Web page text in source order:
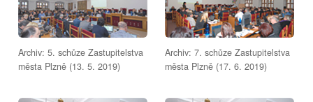
Archiv: 5. schůze Zastupitelstva
města Plzně (13. 5. 2019)
Archiv: 7. schůze Zastupitelstva
města Plzně (17. 6. 2019)